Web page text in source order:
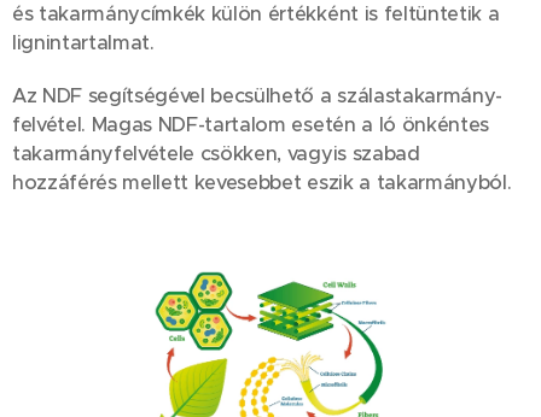
és takarmánycímkék külön értékként is feltüntetik a
lignintartalmat.
Az NDF segítségével becsülhető a szálastakarmány-
felvétel. Magas NDF-tartalom esetén a ló önkéntes
takarmányfelvétele csökken, vagyis szabad
hozzáférés mellett kevesebbet eszik a takarmányból.